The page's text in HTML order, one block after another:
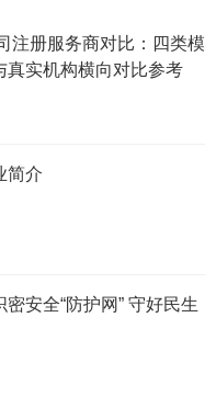
注册服务商对比：四类模
真实机构横向对比参考
简介
安全“防护网” 守好民生